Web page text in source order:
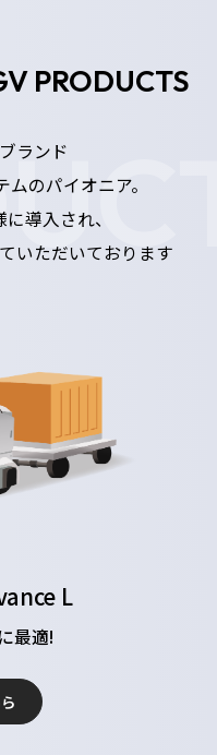
PRODUCTS
ランド
のパイオニア。
導入され、
いただいております
L
最適!